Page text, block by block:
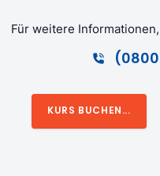
Für weitere
KURS BUCHEN...